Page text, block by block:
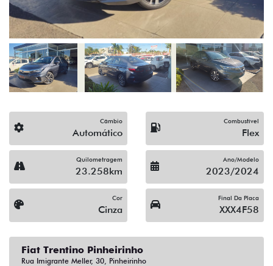
Câmbio
Automático
Combustível
Flex
Quilometragem
23.258km
Ano/Modelo
2023/2024
Cor
Cinza
Final Da Placa
XXX4F58
Fiat Trentino Pinheirinho
Rua Imigrante Meller, 30, Pinheirinho